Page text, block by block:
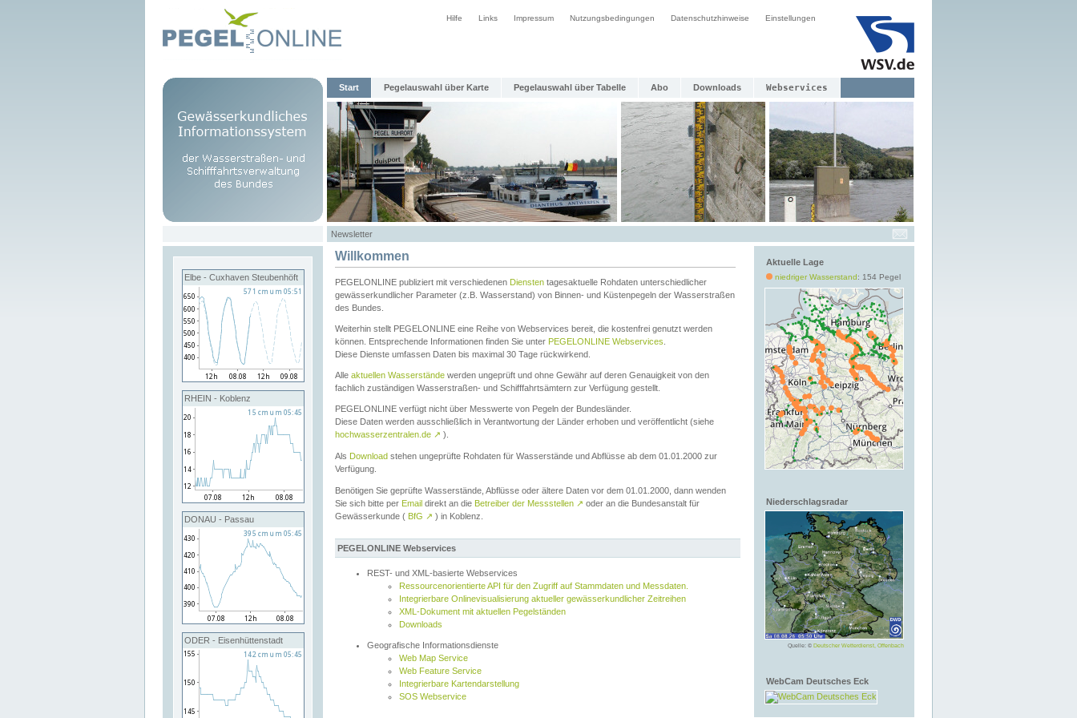
Hilfe Links Impressum Nutzungsbedingungen Datenschutzhinweise Einstellungen
Start Pegelauswahl über Karte Pegelauswahl über Tabelle Abo Downloads Webservices
Newsletter
Elbe - Cuxhaven Steubenhöft
RHEIN - Koblenz
DONAU - Passau
ODER - Eisenhüttenstadt
Aktuelle Lage
niedriger Wasserstand: 154 Pegel
Niederschlagsradar
Quelle: © Deutscher Wetterdienst, Offenbach
WebCam Deutsches Eck
Willkommen
PEGELONLINE publiziert mit verschiedenen Diensten tagesaktuelle Rohdaten unterschiedlicher
gewässerkundlicher Parameter (z.B. Wasserstand) von Binnen- und Küstenpegeln der Wasserstraßen
des Bundes.
Weiterhin stellt PEGELONLINE eine Reihe von Webservices bereit, die kostenfrei genutzt werden
können. Entsprechende Informationen finden Sie unter PEGELONLINE Webservices
Diese Dienste umfassen Daten bis maximal 30 Tage rückwirkend.
Alle aktuellen Wasserstände werden ungeprüft und ohne Gewähr auf deren Genauigkeit von den
fachlich zuständigen Wasserstraßen- und Schifffahrtsämtern zur Verfügung gestellt.
PEGELONLINE verfügt nicht über Messwerte von Pegeln der Bundesländer.
Diese Daten werden ausschließlich in Verantwortung der Länder erhoben und veröffentlicht (siehe
hochwasserzentralen.de ↗ ).
Als Download stehen ungeprüfte Rohdaten für Wasserstände und Abflüsse ab dem 01.01.2000 zur
Verfügung.
Benötigen Sie geprüfte Wasserstände, Abflüsse oder ältere Daten vor dem 01.01.2000, dann wenden
Sie sich bitte per Email direkt an die Betreiber der Messstellen ↗ oder an die Bundesanstalt für
Gewässerkunde ( BfG ↗ ) in Koblenz.
PEGELONLINE Webservices
REST- und XML-basierte Webservices
Ressourcenorientierte API für den Zugriff auf Stammdaten und Messdaten.
Integrierbare Onlinevisualisierung aktueller gewässerkundlicher Zeitreihen
XML-Dokument mit aktuellen Pegelständen
Downloads
Geografische Informationsdienste
Web Map Service
Web Feature Service
Integrierbare Kartendarstellung
SOS Webservice